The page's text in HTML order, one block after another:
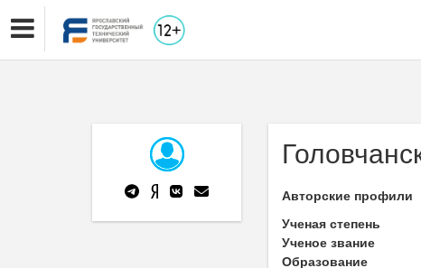
Авторские профили
Ученая степень
Ученое звание
Образование